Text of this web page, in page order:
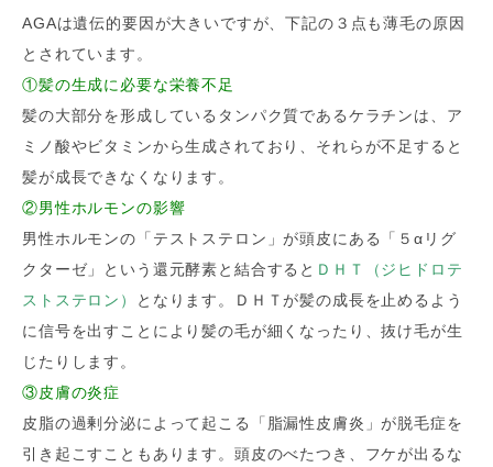
AGAは遺伝的要因が大きいですが、下記の３点も薄毛の原因
とされています。
①髪の生成に必要な栄養不足
髪の大部分を形成しているタンパク質であるケラチンは、ア
ミノ酸やビタミンから生成されており、それらが不足すると
髪が成長できなくなります。
②男性ホルモンの影響
男性ホルモンの「テストステロン」が頭皮にある「５αリグ
クターゼ」という還元酵素と結合すると ＤＨＴ（ジヒドロテ
ストステロン）
となります。ＤＨＴが髪の成長を止めるよう
に信号を出すことにより髪の毛が細くなったり、抜け毛が生
じたりします。
③皮膚の炎症
皮脂の過剰分泌によって起こる「脂漏性皮膚炎」が脱毛症を
引き起こすこともあります。頭皮のべたつき、フケが出るな